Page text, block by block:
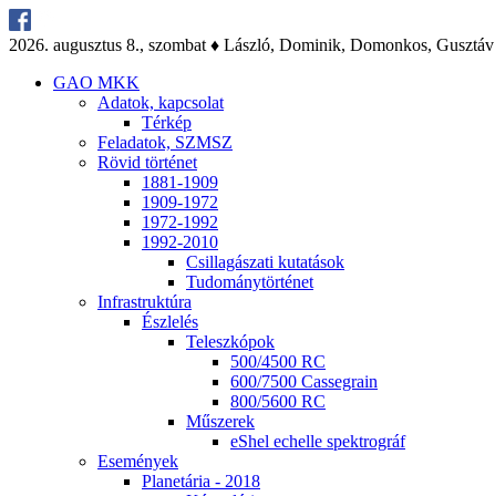
2026. au­gusz­tus 8., szom­bat ♦ Lász­ló, Do­mi­nik, Do­mon­kos, Gusz­táv
GAO MKK
Ada­tok, kap­cso­lat
Tér­kép
Fel­ada­tok, SZMSZ
Rö­vid tör­té­net
1881-1909
1909-1972
1972-1992
1992-2010
Csil­la­gá­sza­ti ku­ta­tá­sok
Tu­do­mány­tör­té­net
Inf­ra­struk­tú­ra
Ész­le­lés
Te­lesz­kó­pok
500/4500 RC
600/7500 Cas­seg­ra­in
800/5600 RC
Mű­sze­rek
eS­hel echel­le spekt­ro­gráf
Ese­mé­nyek
Pla­ne­tá­ria - 2018